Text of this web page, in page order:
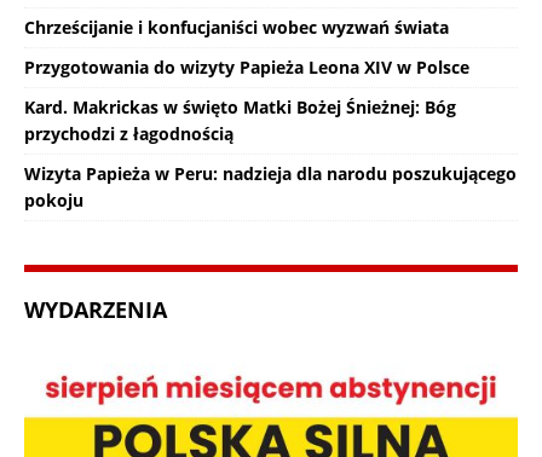
Chrześcijanie i konfucjaniści wobec wyzwań świata
Przygotowania do wizyty Papieża Leona XIV w Polsce
Kard. Makrickas w święto Matki Bożej Śnieżnej: Bóg
przychodzi z łagodnością
Wizyta Papieża w Peru: nadzieja dla narodu poszukującego
pokoju
WYDARZENIA